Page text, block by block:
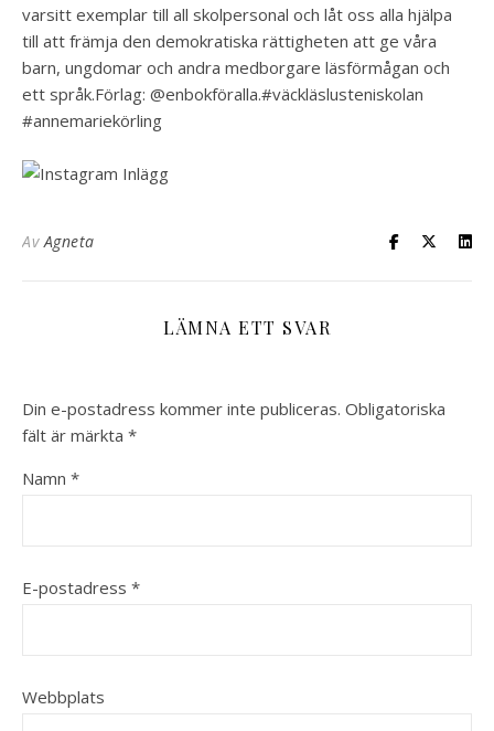
varsitt exemplar till all skolpersonal och låt oss alla hjälpa
till att främja den demokratiska rättigheten att ge våra
barn, ungdomar och andra medborgare läsförmågan och
ett språk.Förlag: @enbokföralla.#väckläslusteniskolan
#annemariekörling
AvAgneta
LÄMNA ETT SVAR
Din e-postadress kommer inte publiceras. Obligatoriska
fält är märkta *
Namn *
E-postadress *
Webbplats